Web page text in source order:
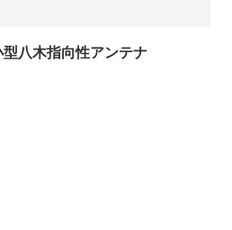
八木指向性アンテナ